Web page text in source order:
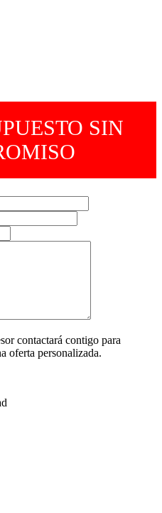
SIN
contactará contigo para
oferta personalizada.